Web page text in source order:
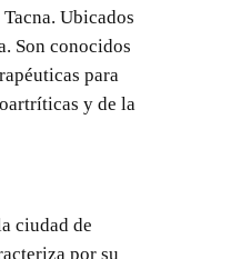
Ubicados
Son conocidos
para
y de la
ciudad de
por su